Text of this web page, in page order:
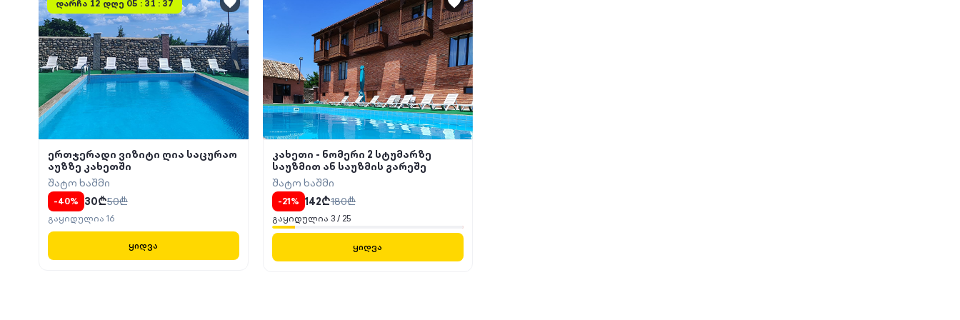
დარჩა 12 დღე 05 : 31 : 37
ერთჯერადი ვიზიტი ღია საცურაო
აუზზე კახეთში
შატო ხაშმი
-40% 30₾50₾
გაყიდულია 16
ყიდვა
კახეთი - ნომერი 2 სტუმარზე
საუზმით ან საუზმის გარეშე
შატო ხაშმი
-21% 142₾180₾
გაყიდულია 3/ 25
ყიდვა